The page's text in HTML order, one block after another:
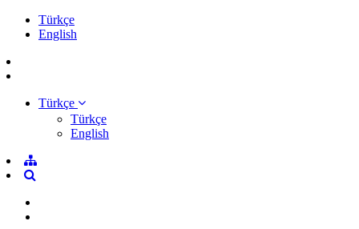
Türkçe
English
Türkçe
Türkçe
English